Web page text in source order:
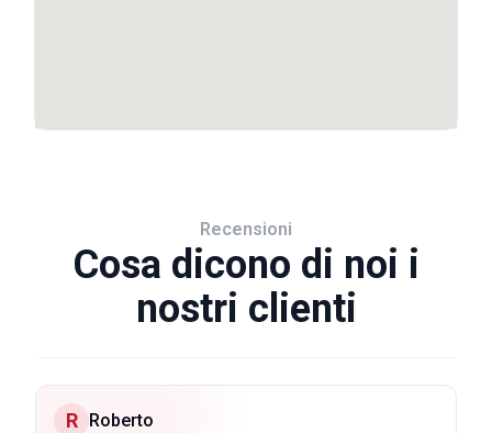
Recensioni
Cosa dicono di noi i
nostri clienti
R Roberto